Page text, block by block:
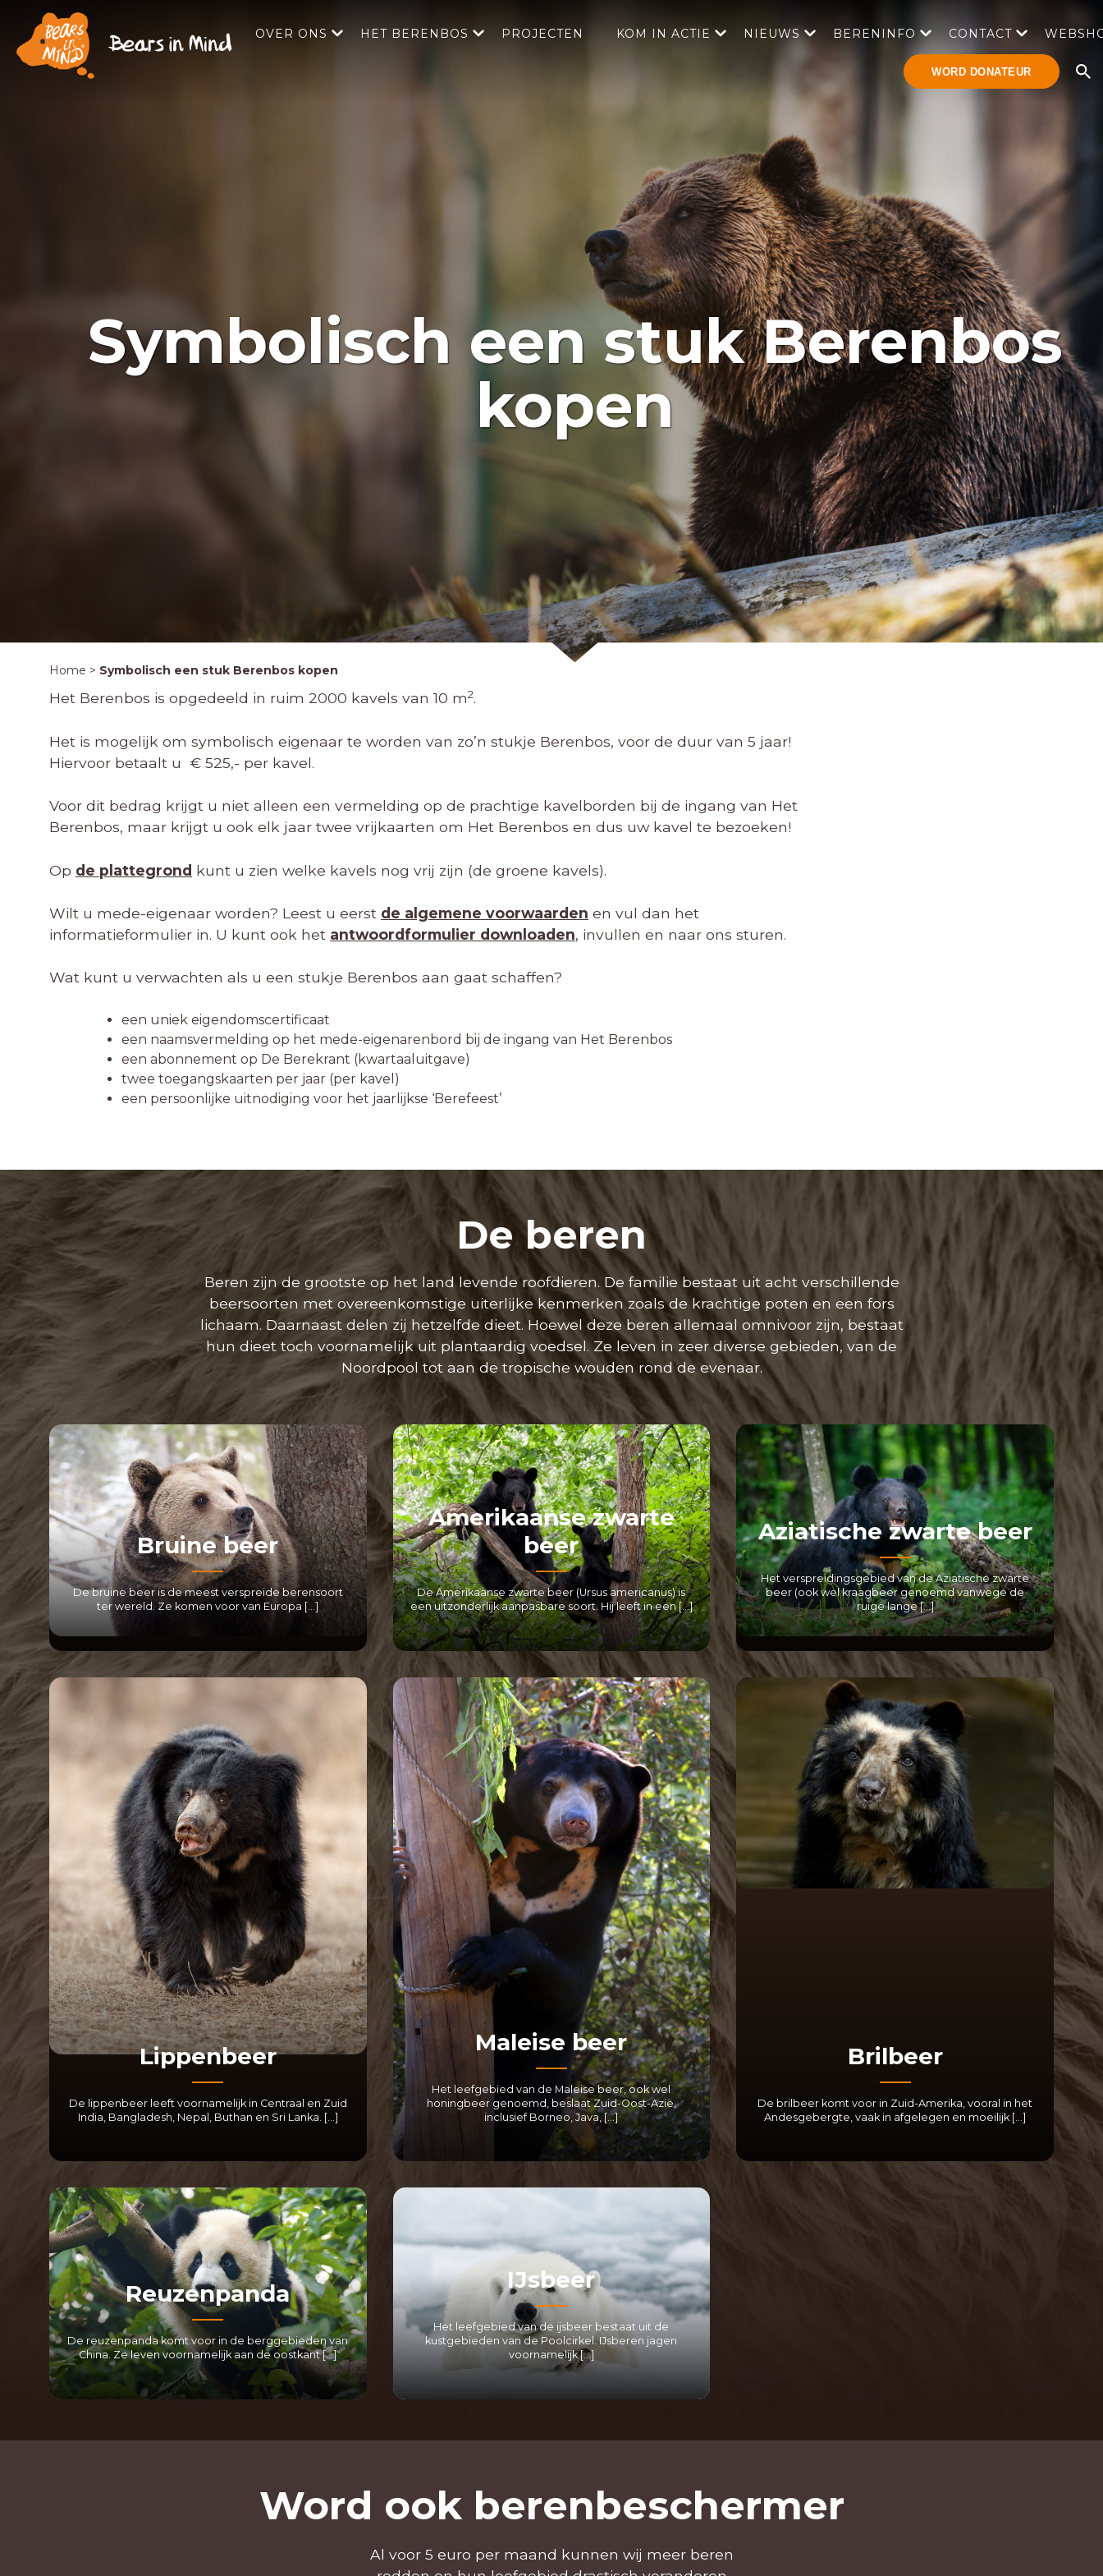
OVER ONS HET BERENBOS PROJECTEN KOM IN ACTIE NIEUWS BERENINFO CONTACT
WORD DONATEUR
Symbolisch een stuk Berenbos
kopen
Home > Symbolisch een stuk Berenbos kopen
Het Berenbos is opgedeeld in ruim 2000 kavels van 10 m2.
Het is mogelijk om symbolisch eigenaar te worden van zo’n stukje Berenbos, voor de duur van 5 jaar!
Hiervoor betaalt u € 525,- per kavel.
Voor dit bedrag krijgt u niet alleen een vermelding op de prachtige kavelborden bij de ingang van Het
Berenbos, maar krijgt u ook elk jaar twee vrijkaarten om Het Berenbos en dus uw kavel te bezoeken!
Op de plattegrond kunt u zien welke kavels nog vrij zijn (de groene kavels).
Wilt u mede-eigenaar worden? Leest u eerst de algemene voorwaarden en vul dan het
informatieformulier in. U kunt ook het antwoordformulier downloaden, invullen en naar ons sturen.
Wat kunt u verwachten als u een stukje Berenbos aan gaat schaffen?
een uniek eigendomscertificaat
een naamsvermelding op het mede-eigenarenbord bij de ingang van Het Berenbos
een abonnement op De Berekrant (kwartaaluitgave)
twee toegangskaarten per jaar (per kavel)
een persoonlijke uitnodiging voor het jaarlijkse ‘Berefeest’
De beren
Beren zijn de grootste op het land levende roofdieren. De familie bestaat uit acht verschillende
beersoorten met overeenkomstige uiterlijke kenmerken zoals de krachtige poten en een fors
lichaam. Daarnaast delen zij hetzelfde dieet. Hoewel deze beren allemaal omnivoor zijn, bestaat
hun dieet toch voornamelijk uit plantaardig voedsel. Ze leven in zeer diverse gebieden, van de
Noordpool tot aan de tropische wouden rond de evenaar.
Bruine beer
De bruine beer is de meest verspreide berensoort
ter wereld. Ze komen voor van Europa […]
LEES MEER
Amerikaanse zwarte
beer
De Amerikaanse zwarte beer (Ursus americanus) is
een uitzonderlijk aanpasbare soort. Hij leeft in een […]
LEES MEER
Aziatische zwarte beer
Het verspreidingsgebied van de Aziatische zwarte
beer (ook wel kraagbeer genoemd vanwege de
ruige lange […]
LEES MEER
Lippenbeer
De lippenbeer leeft voornamelijk in Centraal en Zuid
India, Bangladesh, Nepal, Buthan en Sri Lanka. […]
LEES MEER
Maleise beer
Het leefgebied van de Maleise beer, ook wel
honingbeer genoemd, beslaat Zuid-Oost-Azië,
inclusief Borneo, Java, […]
LEES MEER
Brilbeer
De brilbeer komt voor in Zuid-Amerika, vooral in het
Andesgebergte, vaak in afgelegen en moeilijk […]
LEES MEER
Reuzenpanda
De reuzenpanda komt voor in de berggebieden van
China. Ze leven voornamelijk aan de oostkant […]
LEES MEER
IJsbeer
Het leefgebied van de ijsbeer bestaat uit de
kustgebieden van de Poolcirkel. IJsberen jagen
voornamelijk […]
LEES MEER
Word ook berenbeschermer
Al voor 5 euro per maand kunnen wij meer beren